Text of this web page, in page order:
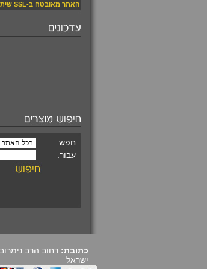
ללימוד קריסטלים
האתר מאובטח ב-SSL שיתופי
כתובת:
ישראל